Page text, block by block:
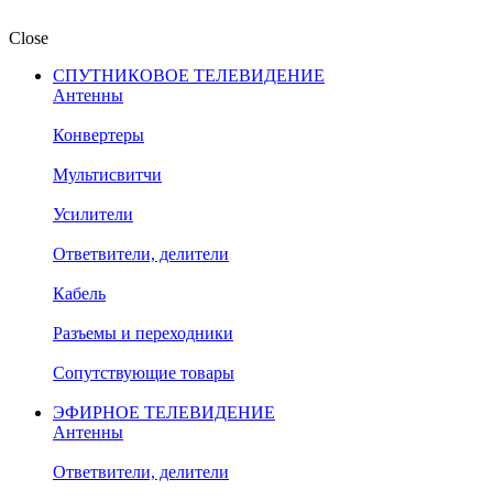
Close
СПУТНИКОВОЕ ТЕЛЕВИДЕНИЕ
Антенны
Конвертеры
Мультисвитчи
Усилители
Ответвители, делители
Кабель
Разъемы и переходники
Сопутствующие товары
ЭФИРНОЕ ТЕЛЕВИДЕНИЕ
Антенны
Ответвители, делители